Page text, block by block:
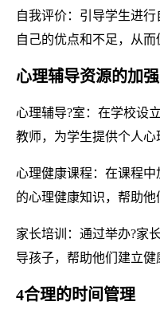
自我评价：引导学生进
自己的优点和不足，从而
心理辅导资源的加强
心理辅导?室：在学校设
教师，为学生提供个人心
心理健康课程：在课程
的心理健康知识，帮助他
家长培训：通过举办?家
导孩子，帮助他们建立健
4合理的时间管理